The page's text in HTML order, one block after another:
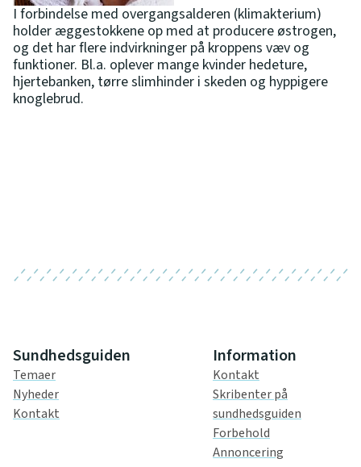
I forbindelse med overgangsalderen (klimakterium)
holder æggestokkene op med at producere østrogen,
og det har flere indvirkninger på kroppens væv og
funktioner. Bl.a. oplever mange kvinder hedeture,
hjertebanken, tørre slimhinder i skeden og hyppigere
knoglebrud.
Sundhedsguiden
Temaer
Nyheder
Kontakt
Information
Kontakt
Skribenter på
sundhedsguiden
Forbehold
Annoncering